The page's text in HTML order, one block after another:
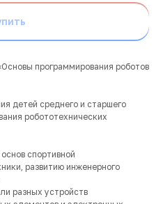
программирования роботов
детей среднего и старшего
робототехнических
спортивной
развитию инженерного
разных устройств